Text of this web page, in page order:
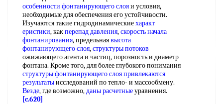
особенности фонтанирующего слояи условия,
необходимые для обеспечения его устойчивости.
Изучаются такие гидродинамическиехаракт
еристики, какперепад давления,скорость начала
фонтанирования, предельнаявысота
фонтанирующего слоя,структуры потоков
ожижающего агента и частиц, порозность и диаметр
фонтана. Кроме того, для более глубокого понимания
структуры фонтанирующего слояпривлекаются
результатыисследований по тепло- и массообмену.
Везде, где возможно,даны расчетныеуравнения.
[c.620]